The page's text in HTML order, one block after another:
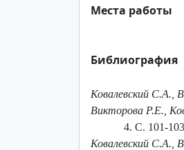
Места работы
Библиография
Ковалевский С.А.,
Викторова Р.Е.,
4. С. 101-
Ковалевский С.А.,